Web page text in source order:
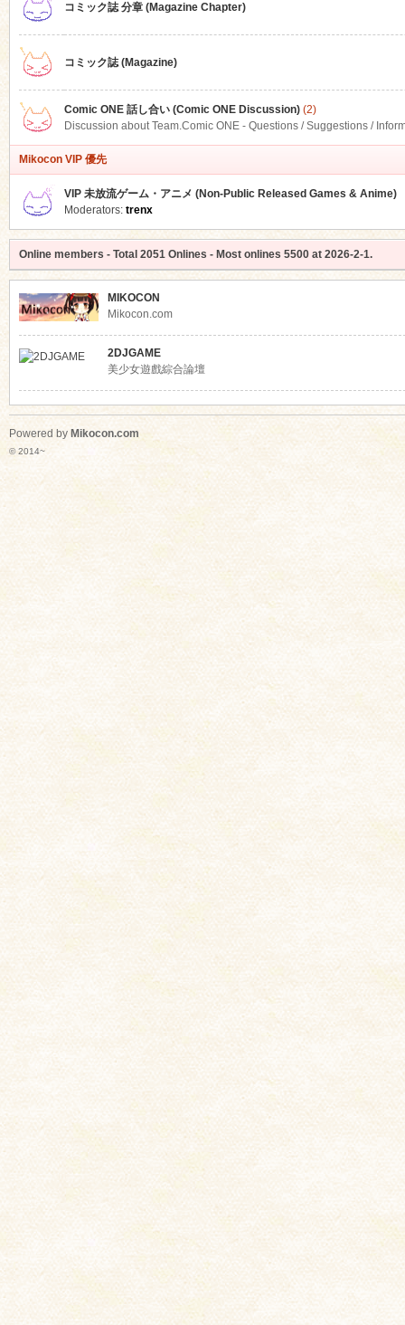
コミック誌 分章 (Magazine Chapter)
コミック誌 (Magazine)
Comic ONE 話し合い (Comic ONE Discussion)(2)
Discussion about Team.Comic ONE - Questions / Suggestions /
Mikocon VIP 優先
VIP 未放流ゲーム・アニメ (Non-Public Released Games & Anime)
Moderators: trenx
Online members - Total 2051Onlines - Most onlines 5500at 2026-2-1.
MIKOCON
Mikocon.com
2DJGAME
美少女遊戲綜合論壇
Powered by Mikocon.com
© 2014~